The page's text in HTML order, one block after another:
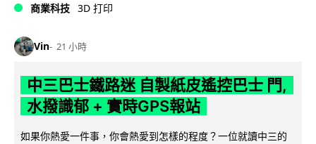
商業科技 3D 打印
Vin 21 小時
中三巴士鐵路迷 自製紙皮遙控巴士 門,
水撥識郁 + 實時GPS報站
如果你熱愛一件事，你會熱愛到怎樣的程度？一位就讀中三的